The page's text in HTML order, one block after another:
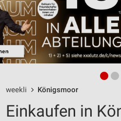
weekli Königsmoor
Einkaufen in